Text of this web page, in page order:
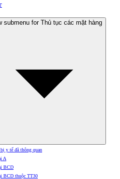
submenu for Thủ tục các mặt hàng
y tế đã thông quan
A
BCD
BCD thuộc TT30